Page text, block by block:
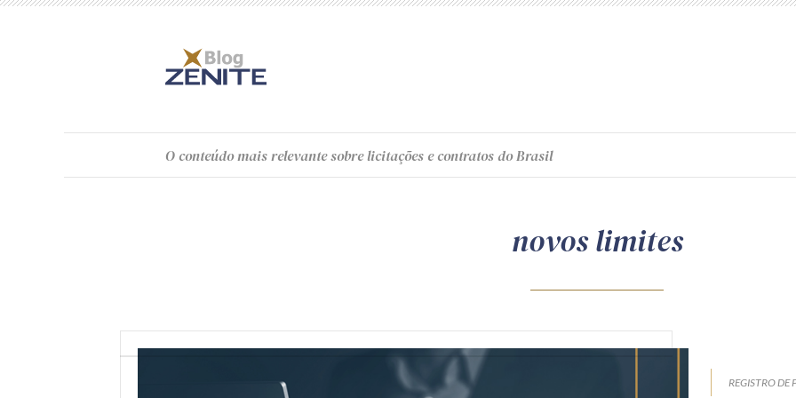
O conteúdomais relevante sobre licitações e contratos do Brasil
novos limites
REGISTRO DE